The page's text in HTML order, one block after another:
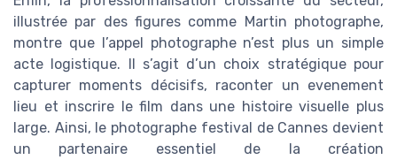
illustrée par des figures comme Martin photographe,
montre que l’appel photographe n’est plus un simple
acte logistique. Il s’agit d’un choix stratégique pour
capturer moments décisifs, raconter un evenement
lieu et inscrire le film dans une histoire visuelle plus
large. Ainsi, le photographe festival de Cannes devient
un partenaire essentiel de la création